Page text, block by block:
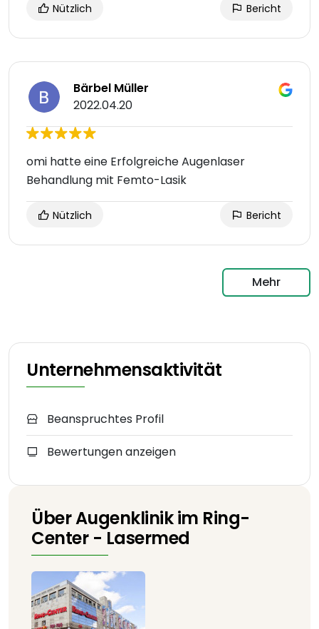
Nützlich Bericht
Bärbel Müller
2022.04.20
omi hatte eine Erfolgreiche Augenlaser
Behandlung mit Femto-Lasik
Nützlich Bericht
Mehr
Unternehmensaktivität
Beanspruchtes Profil
Bewertungen anzeigen
Über Augenklinik im Ring-
Center - Lasermed